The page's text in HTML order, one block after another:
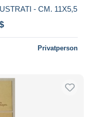
- CM. 11X5,5
Privatperson